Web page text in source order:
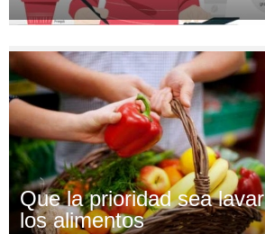
Que la prioridad sea lavar
los alimentos